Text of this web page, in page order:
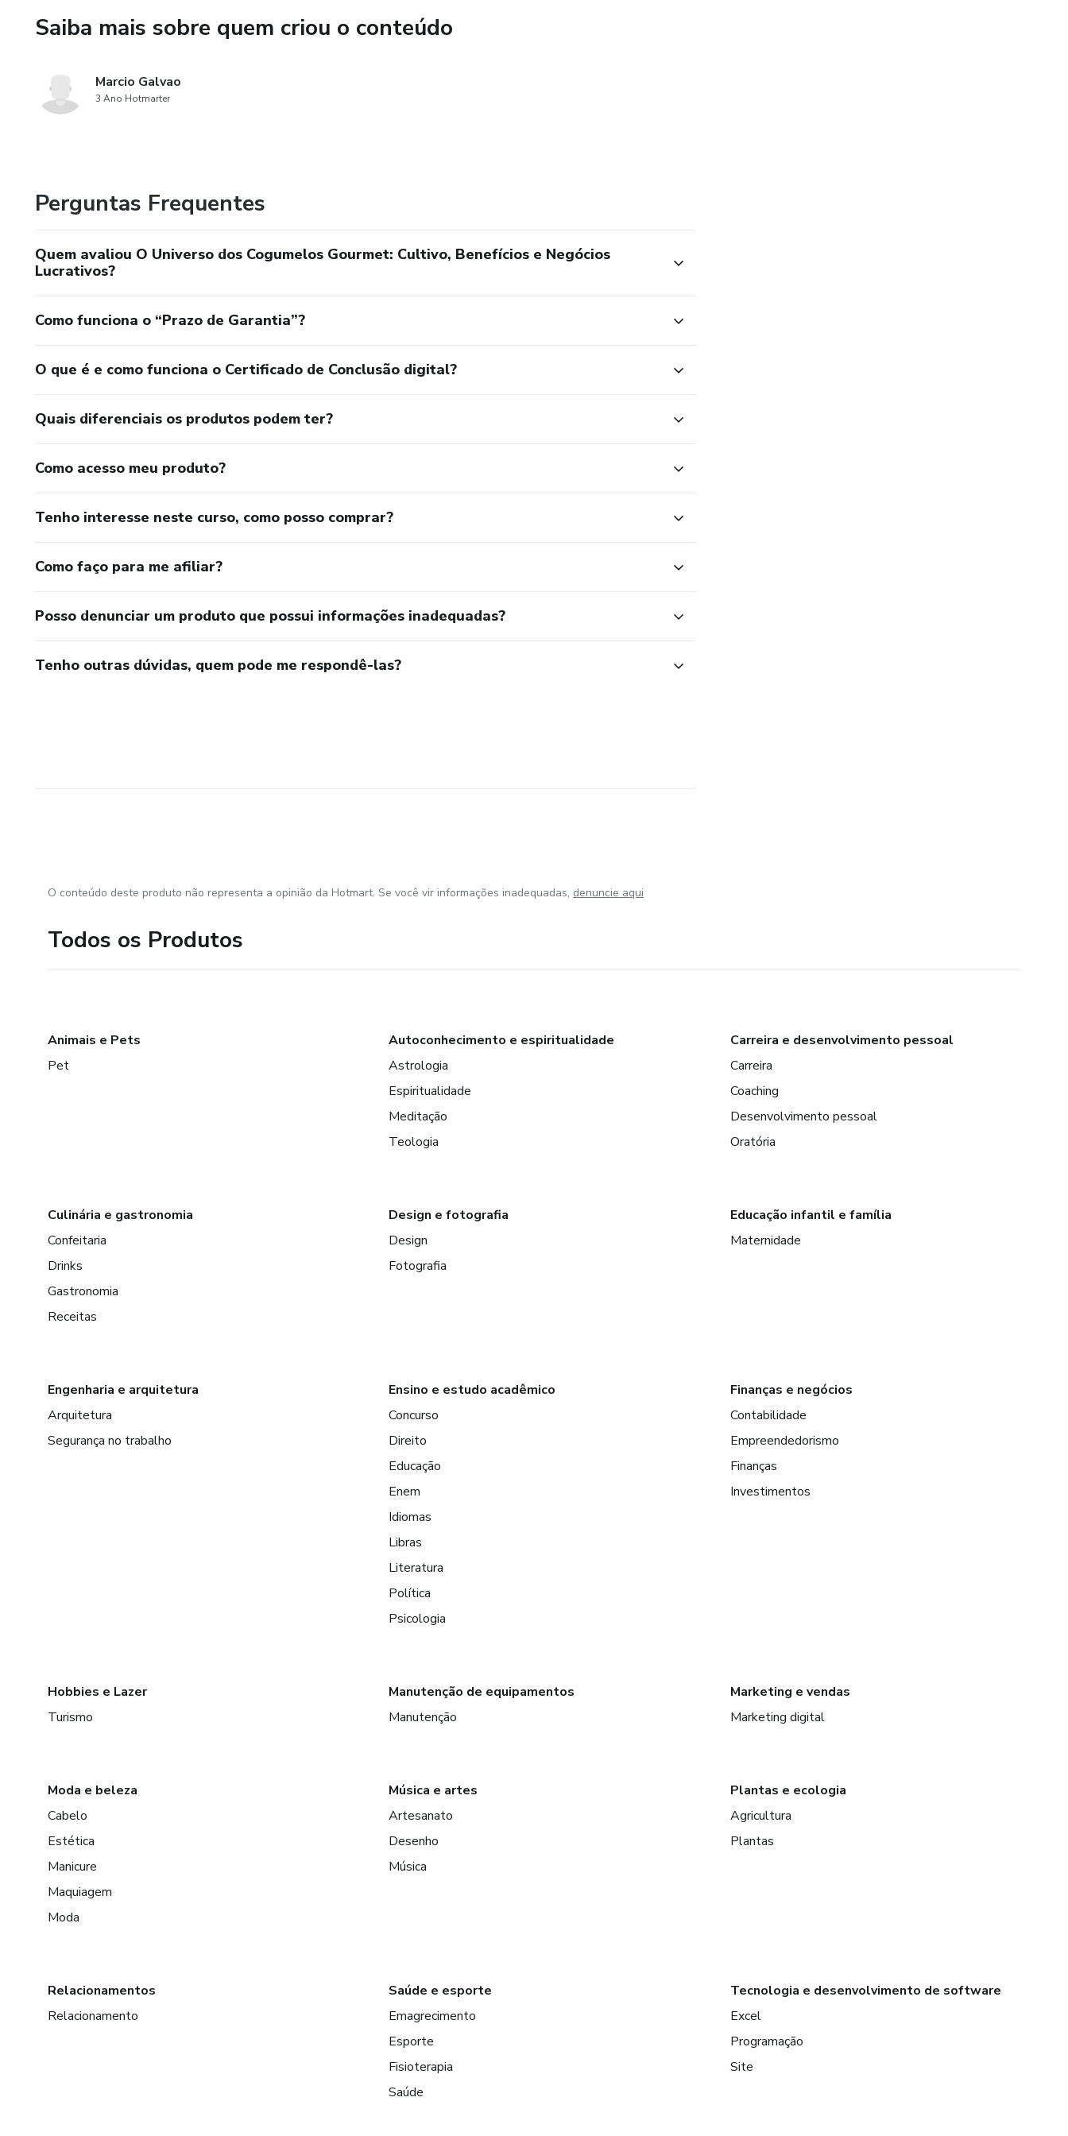
Benefícios Nutricionais e Medicinais: Exploração profunda das propriedades nutricionais e
medicinais dos cogumelos, e como incorporá-los em uma dieta equilibrada.
gastronomia.
e mais oportunidades de lucro.
quanto para quem quer investir em um negóc
Saiba mais sobre quem criou o conteúdo
Marcio Galvao
3 Ano Hotmarter
Perguntas Frequentes
Quem avaliou O Universo dos Cogumelos Gourmet: Cultivo, Benefícios e Negócios
Lucrativos?
Como funciona o “Prazo de Garantia”?
O que é e como funciona o Certificado de Conclusão digital?
Quais diferenciais os produtos podem ter?
Como acesso meu produto?
Tenho interesse neste curso, como posso comprar?
Como faço para me afiliar?
Posso denunciar um produto que possui informações inadequadas?
Tenho outras dúvidas, quem pode me respondê-las?
O conteúdo deste produto não representa a opinião da Hotmart. Se você vir informações inadequadas, denuncie aqui
Todos os Produtos
Animais e Pets
Pet
Autoconhecimento e espiritualidade
Astrologia
Espiritualidade
Meditação
Teologia
Carreira e desenvolvimento pessoal
Carreira
Coaching
Desenvolvimento pessoal
Oratória
Culinária e gastronomia
Confeitaria
Drinks
Gastronomia
Receitas
Design e fotografia
Design
Fotografia
Educação infantil e família
Maternidade
Engenharia e arquitetura
Arquitetura
Segurança no trabalho
Ensino e estudo acadêmico
Concurso
Direito
Educação
Enem
Idiomas
Libras
Literatura
Política
Psicologia
Finanças e negócios
Contabilidade
Empreendedorismo
Finanças
Investimentos
Hobbies e Lazer
Turismo
Manutenção de equipamentos
Manutenção
Marketing e vendas
Marketing digital
Moda e beleza
Cabelo
Estética
Manicure
Maquiagem
Moda
Música e artes
Artesanato
Desenho
Música
Plantas e ecologia
Agricultura
Plantas
Relacionamentos
Relacionamento
Saúde e esporte
Emagrecimento
Esporte
Fisioterapia
Saúde
Tecnologia e desenvolvimento de software
Excel
Programação
Site